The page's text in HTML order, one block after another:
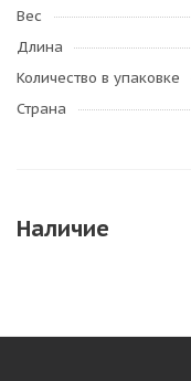
Вес
Длина
Количество в упаковке
Страна
Наличие